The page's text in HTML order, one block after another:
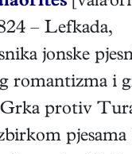
– Lefkada,
jonske
romantizma i
protiv
pjesama